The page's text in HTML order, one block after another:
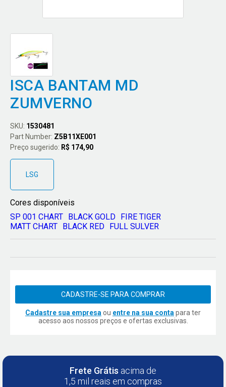
ISCA BANTAM MD
ZUMVERNO
SKU: 1530481
Part Number: Z5B11XE001
Preço sugerido: R$ 174,90
LSG
Cores disponíveis
SP 001 CHART BLACK GOLD FIRE TIGER
MATT CHART BLACK RED FULL SULVER
CADASTRE-SE PARA COMPRAR
Cadastre sua empresa ou entre na sua conta para ter
acesso aos nossos preços e ofertas exclusivas.
Frete Grátis acima de
1,5 mil reais em compras